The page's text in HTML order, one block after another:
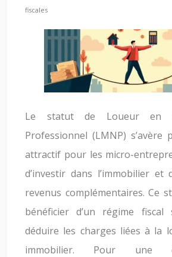
fiscales
Le statut de Loueur en
Professionnel (LMNP) s’avère
attractif pour les micro-
d’investir dans l’immobilier et
revenus complémentaires. Ce
bénéficier d’un régime
déduire les charges liées à la
immobilier. Pour une